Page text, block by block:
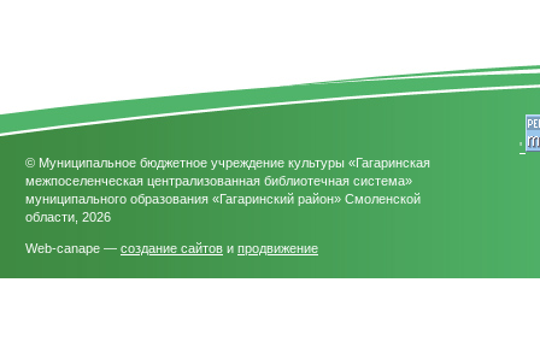
© Муниципальное бюджетное учреждение культуры «Гагаринская
межпоселенческая централизованная библиотечная система»
муниципального образования «Гагаринский район» Смоленской
области, 2026
Web-canape — создание сайтов и продвижение
'